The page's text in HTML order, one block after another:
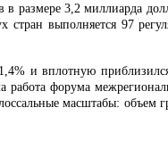
в размере 3,2 миллиарда
стран выполняется 97
и вплотную
форума
масштабы: объем